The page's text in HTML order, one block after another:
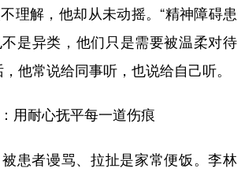
理解，他却从未动摇。“精神障碍患
是异类，他们只是需要被温柔对待
他常说给同事听，也说给自己听。
用耐心抚平每一道伤痕
者谩骂、拉扯是家常便饭。李林